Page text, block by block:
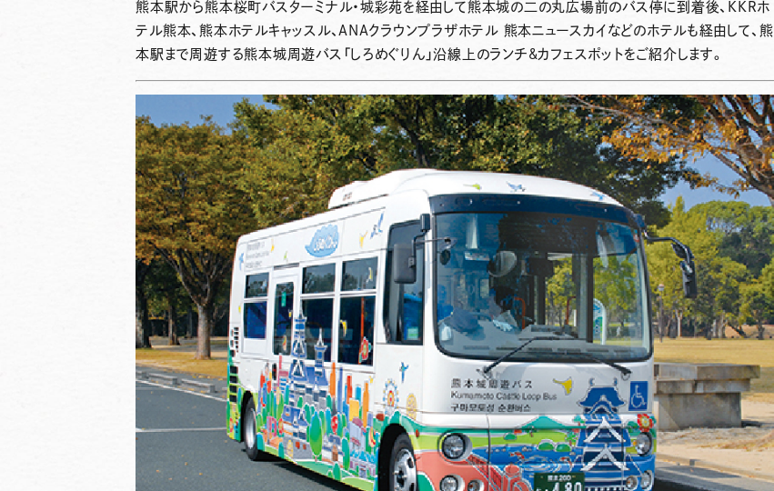
熊本駅から熊本桜町バスターミナル・城彩苑を経由して熊本城の二の丸広場前のバス停に到着後、KKRホ
テル熊本、熊本ホテルキャッスル、ANAクラウンプラザホテル 熊本ニュースカイなどのホテルも経由して、熊
本駅まで周遊する熊本城周遊バス「しろめぐりん」沿線上のランチ&カフェスポットをご紹介します。